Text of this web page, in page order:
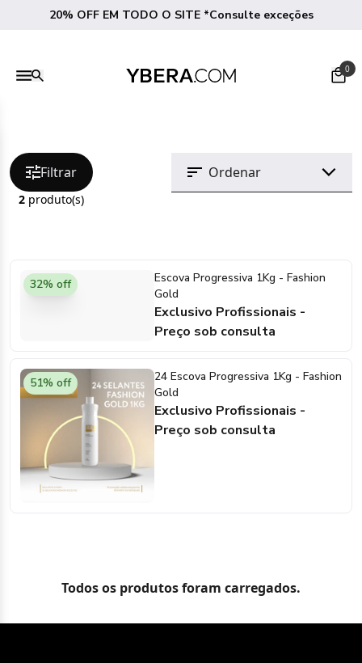
20% OFF EM TODO O SITE *Consulte exceções
0
Filtrar
2 produto(s)
32% off
Escova Progressiva 1Kg - Fashion
Gold
Exclusivo Profissionais -
Preço sob consulta
51% off
24 Escova Progressiva 1Kg - Fashion
Gold
Exclusivo Profissionais -
Preço sob consulta
Todos os produtos foram carregados.